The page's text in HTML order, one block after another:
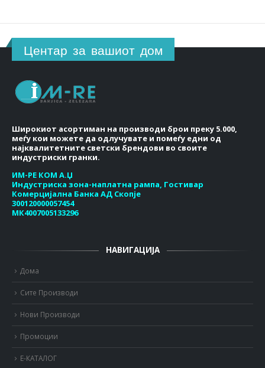
Центар за вашиот дом
Широкиот асортиман на производи брои преку 5.000,
меѓу кои можете да одлучувате и помеѓу едни од
најквалитетните светски брендови во своите
индустриски гранки.
ИМ-РЕ КОМ А.Џ
Индустриска зона-наплатна рампа, Гостивар
Комерцијална Банка АД Скопје
300120000057454
МК4007005133296
НАВИГАЦИЈА
Дома
Сите Производи
Нови Производи
Промоции
Е-КАТАЛОГ